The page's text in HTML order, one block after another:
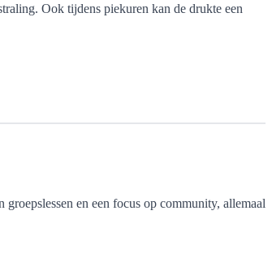
Ook tijdens piekuren kan de drukte een
en een focus op community, allemaal